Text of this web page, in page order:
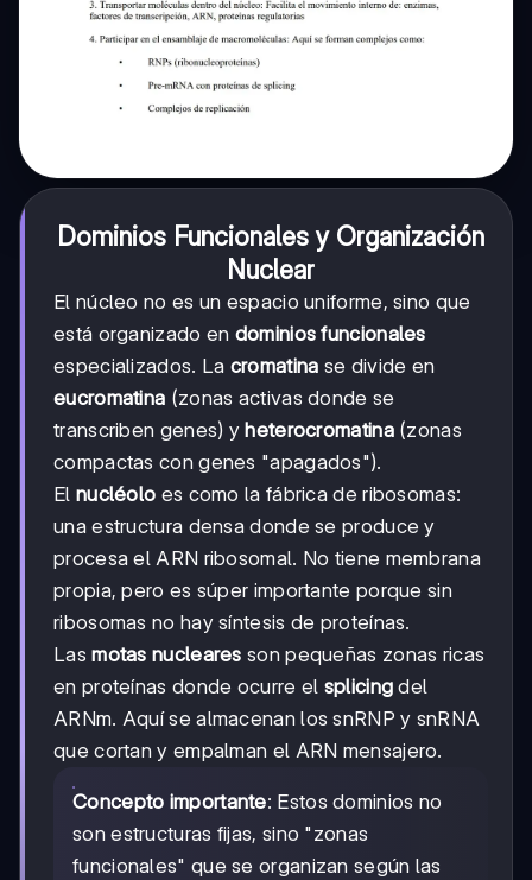
Dominios Funcionales y Organización
Nuclear
El núcleo no es un espacio uniforme, sino que
está organizado en dominios funcionales
especializados. La cromatina se divide en
eucromatina (zonas activas donde se
transcriben genes) y heterocromatina(zonas
compactas con genes "apagados").
El nucléolo es como la fábrica de ribosomas:
una estructura densa donde se produce y
procesa el ARN ribosomal. No tiene membrana
propia, pero es súper importante porque sin
ribosomas no hay síntesis de proteínas.
Lasmotas nucleares son pequeñas zonas ricas
en proteínas donde ocurre el splicing del
ARNm. Aquí se almacenan los snRNP y snRNA
que cortan y empalman el ARN mensajero.
Concepto importante: Estos dominios no
son estructuras fijas, sino "zonas
funcionales" que se organizan según las